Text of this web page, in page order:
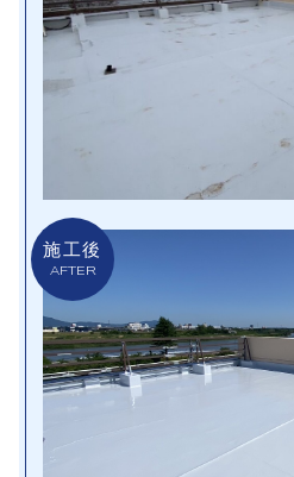
施工後
AFTER